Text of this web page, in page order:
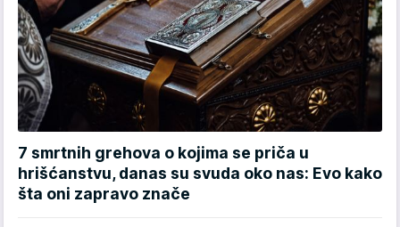
7 smrtnih grehova o kojima se priča u
hrišćanstvu, danas su svuda oko nas: Evo kako
šta oni zapravo znače